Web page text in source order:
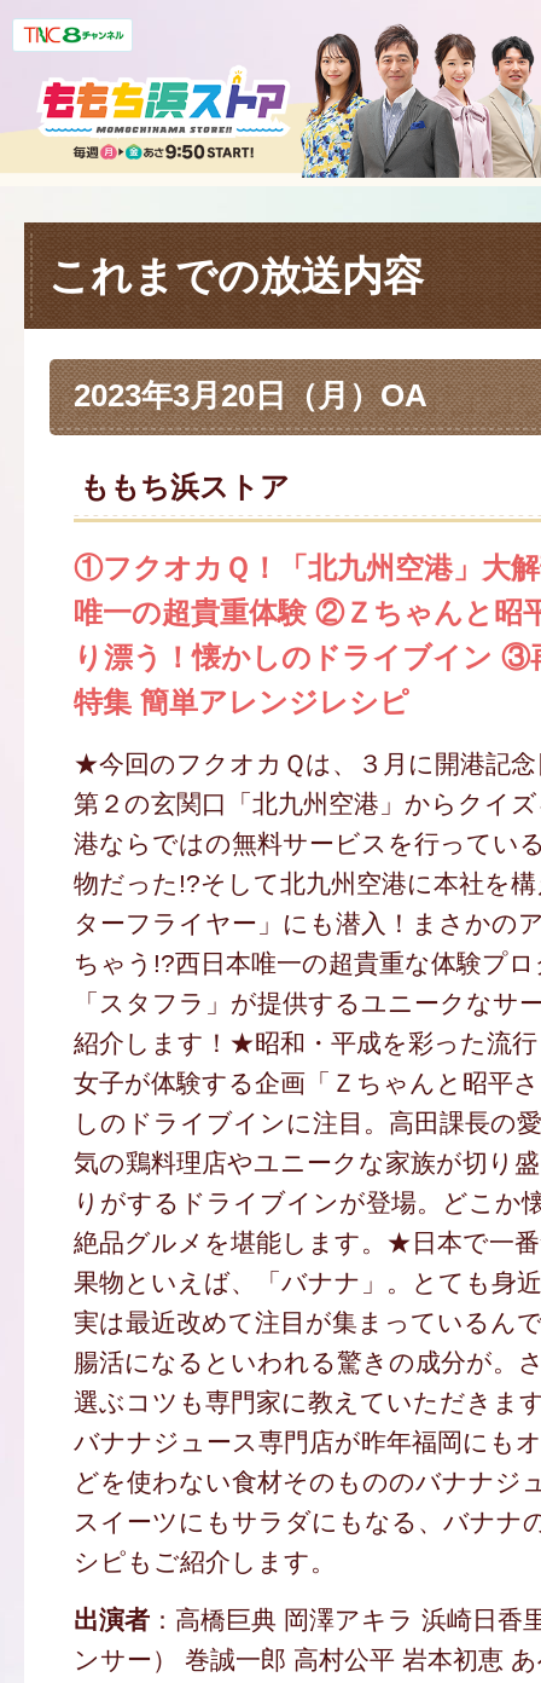
これまでの放送内容
2023年3月20日（月）OA
ももち浜ストア
①フクオカＱ！「北九州空港」大
唯一の超貴重体験 ②Ｚちゃんと昭
り漂う！懐かしのドライブイン ③
特集 簡単アレンジレシピ
★今回のフクオカＱは、３月に開港記
第２の玄関口「北九州空港」からクイ
港ならではの無料サービスを行ってい
物だった!?そして北九州空港に本社を
ターフライヤー」にも潜入！まさかの
ちゃう!?西日本唯一の超貴重な体験プ
「スタフラ」が提供するユニークなサ
紹介します！★昭和・平成を彩った流
女子が体験する企画「Ｚちゃんと昭平
しのドライブインに注目。高田課長の
気の鶏料理店やユニークな家族が切り
りがするドライブインが登場。どこか
絶品グルメを堪能します。★日本で一
果物といえば、「バナナ」。とても身
実は最近改めて注目が集まっているん
腸活になるといわれる驚きの成分が。
選ぶコツも専門家に教えていただきま
バナナジュース専門店が昨年福岡にも
どを使わない食材そのもののバナナジ
スイーツにもサラダにもなる、バナナ
シピもご紹介します。
出演者：高橋巨典 岡澤アキラ 浜崎日香
ンサー） 巻誠一郎 高村公平 岩本初恵